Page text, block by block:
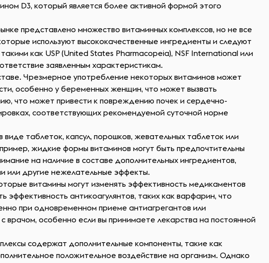
D3, который является более активной формой этого
представлено множество витаминных комплексов, но не все
используют высококачественные ингредиенты и следуют
как USP (United States Pharmacopeia), NSF International или
заявленным характеристикам.
Чрезмерное употребление некоторых витаминов может
особенно у беременных женщин, что может вызвать
что может привести к повреждению почек и сердечно-
соответствующих рекомендуемой суточной норме
таблеток, капсул, порошков, жевательных таблеток или
жидкие формы витаминов могут быть предпочтительны
на наличие в составе дополнительных ингредиентов,
или другие нежелательные эффекты.
витамины могут изменять эффективность медикаментов
антикоагулянтов, таких как варфарин, что
при одновременном приеме антиагрегантов или
врачом, особенно если вы принимаете лекарства на постоянной
содержат дополнительные компоненты, такие как
положительное воздействие на организм. Однако